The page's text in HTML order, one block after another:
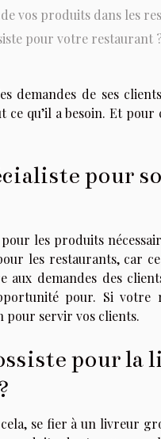
vos produits dans les
pour votre restaurant
demandes de ses
qu’il a besoin. Et pour
pour
les produits
les restaurants, car
demandes des
pour. Si votre
pour servir vos clients.
pour la
se fier à un livreur